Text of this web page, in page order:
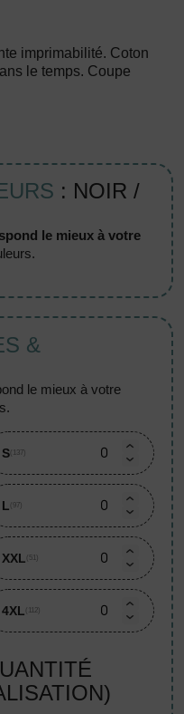
imprimabilité. Coton
le temps. Coupe
: NOIR /
le mieux à votre
&
le mieux à votre
S (137)
L (97)
XXL (51)
4XL (112)